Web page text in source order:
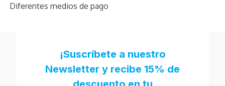
Diferentes medios de pago